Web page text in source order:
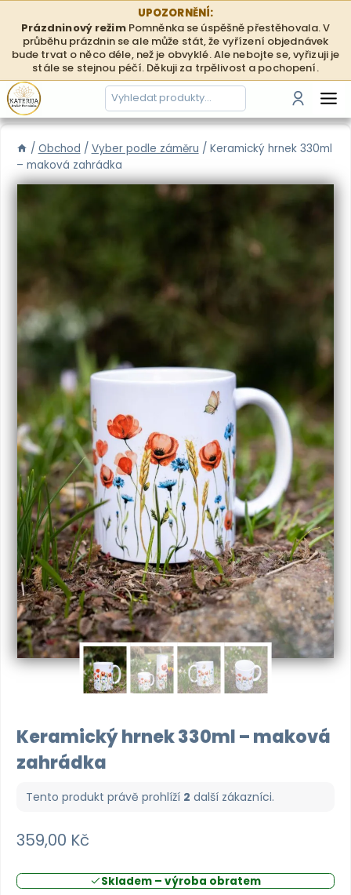
obsah
UPOZORNĚNÍ:
Prázdninový režimPomněnka se úspěšně přestěhovala. V
průběhu prázdnin se ale může stát, že vyřízení objednávek
bude trvat o něco déle, než je obvyklé. Ale nebojte se, vyřizuji je
stále se stejnou péčí. Děkuji za trpělivost a pochopení.
Hledání
/ Obchod / Vyber podle záměru / Keramický hrnek 330ml
– maková zahrádka
Keramický hrnek 330ml – maková
zahrádka
Tento produkt právě prohlíží 2 další zákazníci.
359,00 Kč
Skladem – výroba obratem